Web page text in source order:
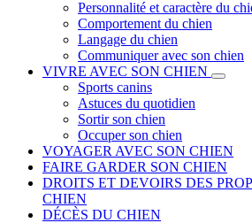
Personnalité et caractère du
Comportement du chien
Langage du chien
Communiquer avec son chien
VIVRE AVEC SON CHIEN
Sports canins
Astuces du quotidien
Sortir son chien
Occuper son chien
VOYAGER AVEC SON CHIEN
FAIRE GARDER SON CHIEN
DROITS ET DEVOIRS DES
CHIEN
DÉCÈS DU CHIEN